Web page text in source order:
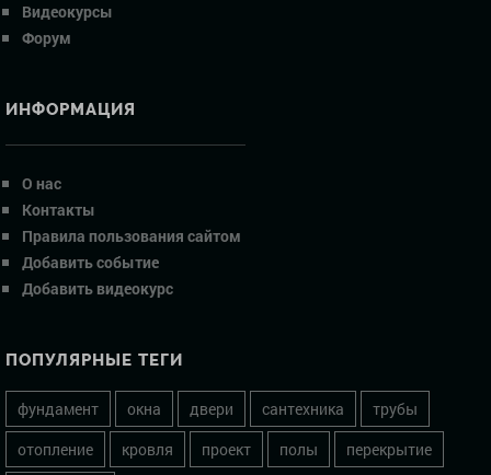
Видеокурсы
Форум
ИНФОРМАЦИЯ
О нас
Контакты
Правила пользования сайтом
Добавить событие
Добавить видеокурс
ПОПУЛЯРНЫЕ ТЕГИ
фундамент окна двери сантехника
трубы
отопление
кровля проект полы перекрытие